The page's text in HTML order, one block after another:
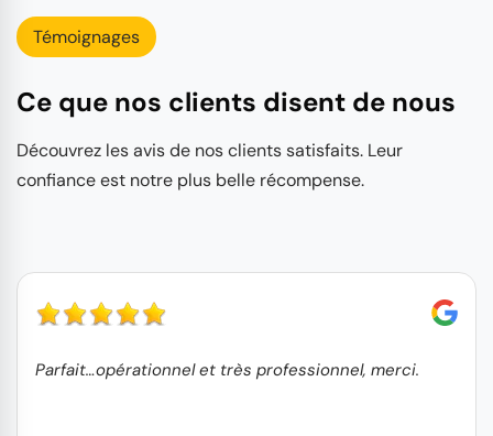
Témoignages
Ce que nos clients disent de nous
Découvrez les avis de nos clients satisfaits. Leur
confiance est notre plus belle récompense.
Parfait…opérationnel et très professionnel, merci.